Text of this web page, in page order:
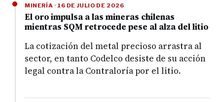
MINERÍA · 16 DE JULIO DE 2026
El oro impulsa a las mineras chilenas
mientras SQM retrocede pese al alza del litio
La cotización del metal precioso arrastra al
sector, en tanto Codelco desiste de su acción
legal contra la Contraloría por el litio.